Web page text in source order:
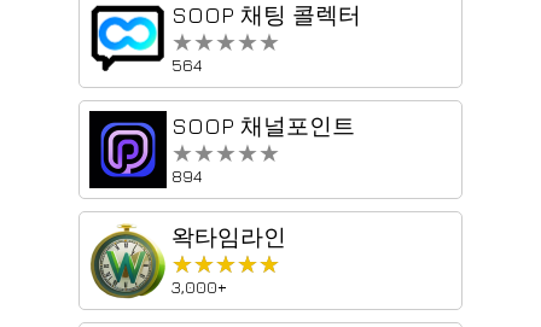
SOOP 채팅 콜렉터
★★★★★
★★★★★
564
SOOP 채널포인트
★★★★★
★★★★★
894
왁타임라인
★★★★★
★★★★★
3,000+